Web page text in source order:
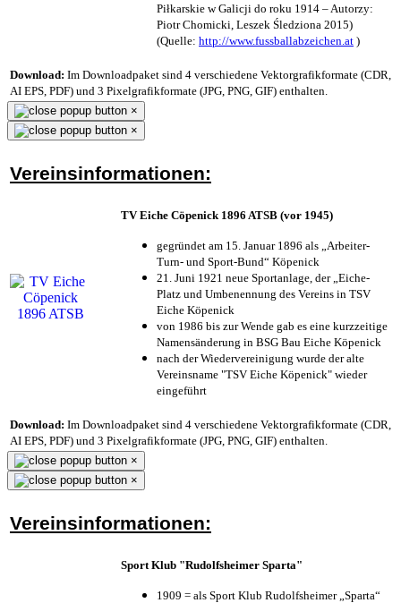
Piłkarskie w Galicji do roku 1914 – Autorzy:
Piotr Chomicki, Leszek Śledziona 2015)
(Quelle: http://www.fussballabzeichen.at )
Download: Im Downloadpaket sind 4 verschiedene Vektorgrafikformate (CDR,
AI EPS, PDF) und 3 Pixelgrafikformate (JPG, PNG, GIF) enthalten.
×
×
Vereinsinformationen:
TV Eiche Cöpenick 1896 ATSB (vor 1945)
gegründet am 15. Januar 1896 als „Arbeiter-
Turn- und Sport-Bund“ Köpenick
21. Juni 1921 neue Sportanlage, der „Eiche-
Platz und Umbenennung des Vereins in TSV
Eiche Köpenick
von 1986 bis zur Wende gab es eine kurzzeitige
Namensänderung in BSG Bau Eiche Köpenick
nach der Wiedervereinigung wurde der alte
Vereinsname "TSV Eiche Köpenick" wieder
eingeführt
Download: Im Downloadpaket sind 4 verschiedene Vektorgrafikformate (CDR,
AI EPS, PDF) und 3 Pixelgrafikformate (JPG, PNG, GIF) enthalten.
×
×
Vereinsinformationen:
Sport Klub "Rudolfsheimer Sparta"
1909 = als Sport Klub Rudolfsheimer „Sparta“